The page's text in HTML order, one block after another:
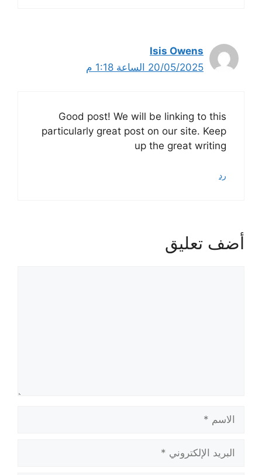
Isis Owens
20/05/2025 الساعة 1:18 م
Good post! We will be linking to this
particularly great post on our site. Keep
up the great writing
رد
أضف تعليق
الإلكتروني